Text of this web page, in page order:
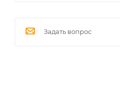
Задать вопрос